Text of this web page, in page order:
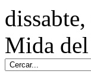
Mida